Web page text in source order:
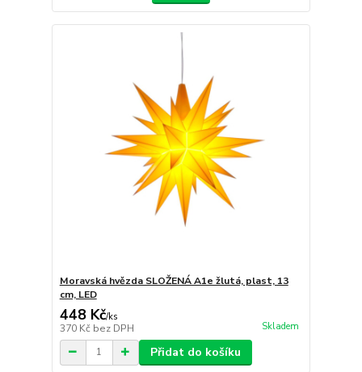
Moravská hvězda SLOŽENÁ A1e žlutá, plast, 13
cm, LED
448 Kč/ks
370 Kč bez DPH Skladem
Přidat do košíku